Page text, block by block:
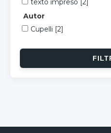
texto impreso [2]
Autor
Cupelli [2]